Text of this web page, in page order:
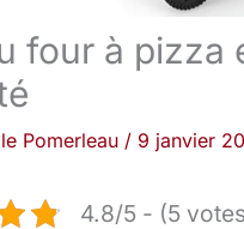
four à pizza
Pomerleau / 9 janvier
4.8/5 - (5